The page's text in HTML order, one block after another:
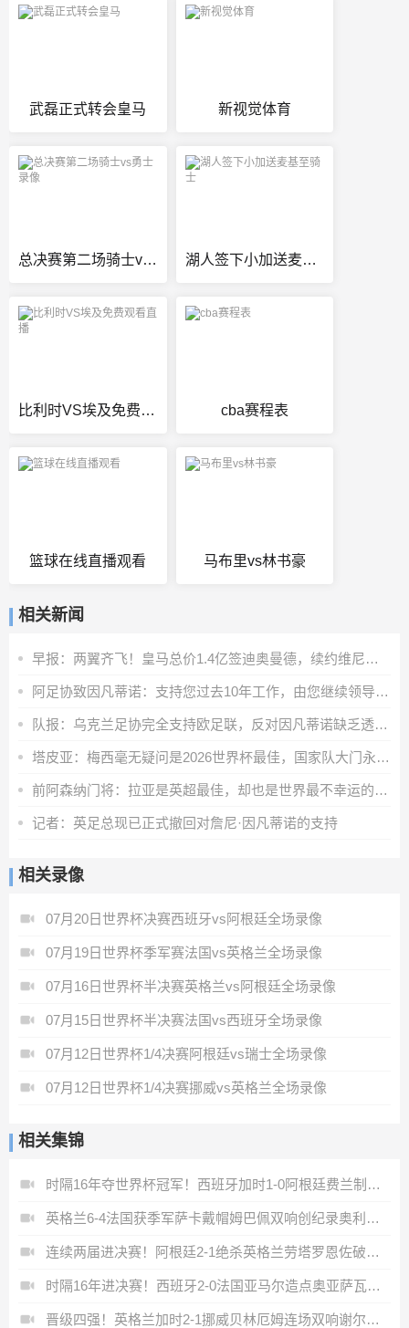
武磊正式转会皇马 新视觉体育
总决赛第二场骑士vs勇士录像 湖人签下小加送麦基至骑士
比利时VS埃及免费观看直播 cba赛程表
篮球在线直播观看 马布里vs林书豪
相关新闻
早报：两翼齐飞！皇马总价1.4亿签迪奥曼德，续约维尼修斯至2032
阿足协致因凡蒂诺：支持您过去10年工作，由您继续领导是正确道路
队报：乌克兰足协完全支持欧足联，反对因凡蒂诺缺乏透明度的计划
塔皮亚：梅西毫无疑问是2026世界杯最佳，国家队大门永远为他敞开
前阿森纳门将：拉亚是英超最佳，却也是世界最不幸运的门将
记者：英足总现已正式撤回对詹尼·因凡蒂诺的支持
相关录像
07月20日世界杯决赛西班牙vs阿根廷全场录像
07月19日世界杯季军赛法国vs英格兰全场录像
07月16日世界杯半决赛英格兰vs阿根廷全场录像
07月15日世界杯半决赛法国vs西班牙全场录像
07月12日世界杯1/4决赛阿根廷vs瑞士全场录像
07月12日世界杯1/4决赛挪威vs英格兰全场录像
相关集锦
时隔16年夺世界杯冠军！西班牙加时1-0阿根廷费兰制胜恩佐染红
英格兰6-4法国获季军萨卡戴帽姆巴佩双响创纪录奥利塞2助+失良机
连续两届进决赛！阿根廷2-1绝杀英格兰劳塔罗恩佐破门梅西两助攻
时隔16年进决赛！西班牙2-0法国亚马尔造点奥亚萨瓦尔、波罗破门
晋级四强！英格兰加时2-1挪威贝林厄姆连场双响谢尔德鲁普破门